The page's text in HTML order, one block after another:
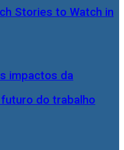
impactos da
do trabalho
Stories to Watch in